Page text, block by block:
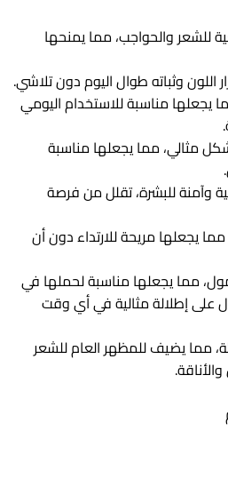
للشعر والحواجب، مما يمنحها
اللون وثباته طوال اليوم دون تلاشي.
يجعلها مناسبة للاستخدام اليومي
مثالي، مما يجعلها مناسبة
وآمنة للبشرة، تقلل من فرصة
مما يجعلها مريحة للارتداء دون أن
مما يجعلها مناسبة لحملها في
على إطلالة مثالية في أي وقت
مما يضيف للمظهر العام للشعر